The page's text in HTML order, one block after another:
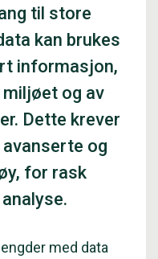
til store
kan brukes
informasjon,
og av
Dette krever
og
for rask
med data